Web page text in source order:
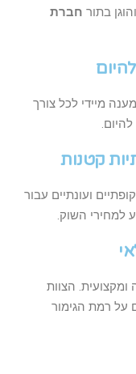
בתור חברת
מיידי לכל צורך
קטנות
ועונתיים עבור
למחירי השוק.
ומקצועית. הצוות
על רמת הגימור